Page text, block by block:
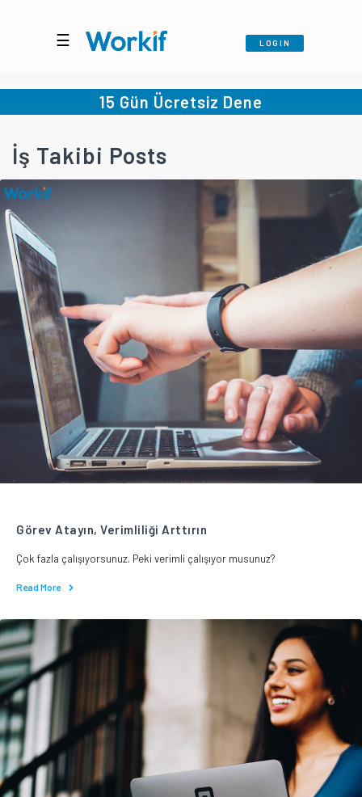
☰ LOGIN
15 Gün Ücretsiz Dene
İş Takibi Posts
Görev Atayın, Verimliliği Arttırın
Çok fazla çalışıyorsunuz. Peki verimli çalışıyor musunuz?
Read More